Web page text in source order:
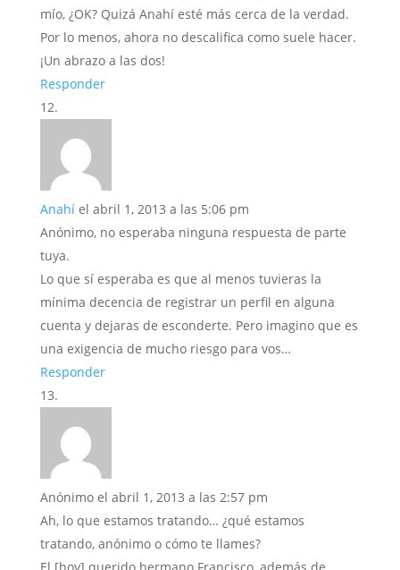
mío, ¿OK? Quizá Anahí esté más cerca de la verdad.
Por lo menos, ahora no descalifica como suele hacer.
¡Un abrazo a las dos!
Responder
Anahí el abril 1, 2013 a las 5:06 pm
Anónimo, no esperaba ninguna respuesta de parte
tuya.
Lo que sí esperaba es que al menos tuvieras la
mínima decencia de registrar un perfil en alguna
cuenta y dejaras de esconderte. Pero imagino que es
una exigencia de mucho riesgo para vos…
Responder
Anónimo el abril 1, 2013 a las 2:57 pm
Ah, lo que estamos tratando… ¿qué estamos
tratando, anónimo o cómo te llames?